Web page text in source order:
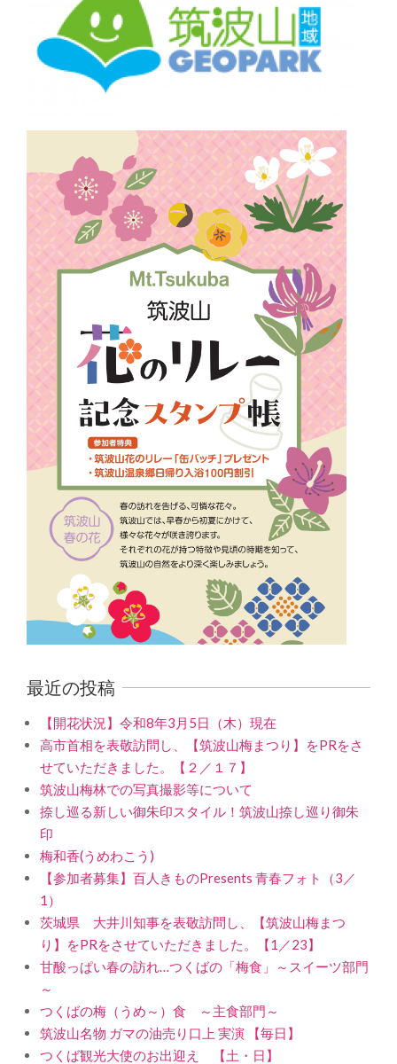
最近の投稿
【開花状況】令和8年3月5日（木）現在
高市首相を表敬訪問し、【筑波山梅まつり】をPRをさ
せていただきました。【２／１７】
筑波山梅林での写真撮影等について
捺し巡る新しい御朱印スタイル！筑波山捺し巡り御朱
印
梅和香(うめわこう)
【参加者募集】百人きものPresents 青春フォト（3／
1）
茨城県 大井川知事を表敬訪問し、【筑波山梅まつ
り】をPRをさせていただきました。【1／23】
甘酸っぱい春の訪れ…つくばの「梅食」～スイーツ部門
～
つくばの梅（うめ～）食 ～主食部門～
筑波山名物 ガマの油売り口上 実演 【毎日】
つくば観光大使のお出迎え 【土・日】